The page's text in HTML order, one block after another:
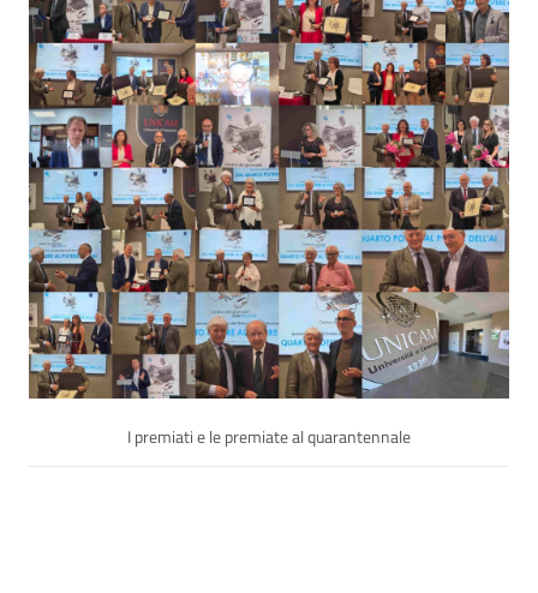
I premiati e le premiate al quarantennale